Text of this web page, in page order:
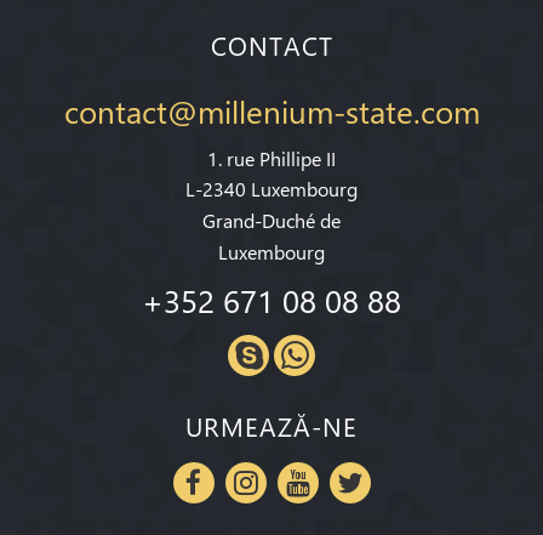
CONTACT
contact@millenium-state.com
1. rue Phillipe II
L-2340 Luxembourg
Grand-Duché de
Luxembourg
+352 671 08 08 88
URMEAZĂ-NE